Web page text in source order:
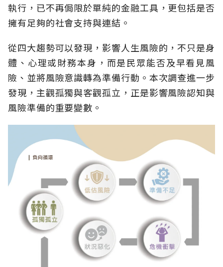
執行，已不再侷限於單純的金融工具，更包括是否
擁有足夠的社會支持與連結。
從四大趨勢可以發現，影響人生風險的，不只是身
體、心理或財務本身，而是民眾能否及早看見風
險、並將風險意識轉為準備行動。本次調查進一步
發現，主觀孤獨與客觀孤立，正是影響風險認知與
風險準備的重要變數。